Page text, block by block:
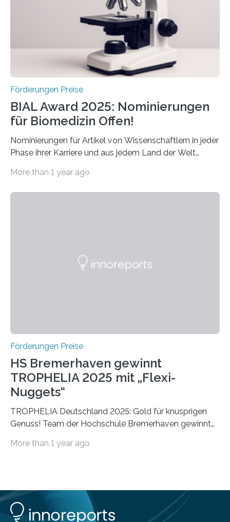
Forscherinnen und Forscher unter 40 Jahren. Geehrt
werden soll eine herausragende Doktorarbeit oder eine
hochrangige wissenschaftliche Publikation zum Thema
Förderungen Preise
BIAL Award 2025: Nominierungen
für Biomedizin Offen!
Nominierungen für Artikel von Wissenschaftlern in jeder
Phase ihrer Karriere und aus jedem Land der Welt
Leben gerufen, um die bemerkenswertesten
Foundation, des BIAL Award in Biomedicine ist in
More than 1 year ago
Förderungen Preise
HS Bremerhaven gewinnt
TROPHELIA 2025 mit „Flexi-
Nuggets“
TROPHELIA Deutschland 2025: Gold für knusprigen
Genuss! Team der Hochschule Bremerhaven gewinnt
ECOTROPHELIAMit der Produktidee “Flexi-Nuggets”
Studierende der Lebensmittelwissenschaften und
wurde zum 16. Mal durch den Forschungskreis der
More than 1 year ago